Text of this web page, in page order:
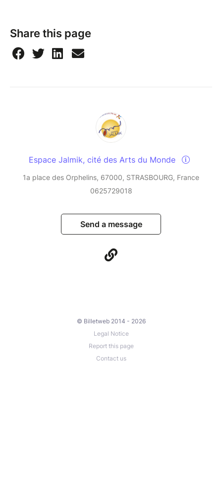
Share this page
Espace Jalmik, cité des Arts du Monde
1a place des Orphelins, 67000, STRASBOURG, France
0625729018
Send a message
© Billetweb 2014 - 2026
Legal Notice
Report this page
Contact us